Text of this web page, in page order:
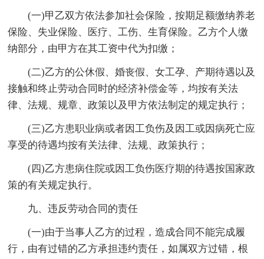
(一)甲乙双方依法参加社会保险，按期足额缴纳养老
保险、失业保险、医疗、工伤、生育保险。乙方个人缴
纳部分，由甲方在其工资中代为扣缴；
(二)乙方的公休假、婚丧假、女工孕、产期待遇以及
接触和终止劳动合同时的经济补偿金等，均按有关法
律、法规、规章、政策以及甲方依法制定的规定执行；
(三)乙方患职业病或者因工负伤及因工或因病死亡应
享受的待遇均按有关法律、法规、政策执行；
(四)乙方患病住院或因工负伤医疗期的待遇按国家政
策的有关规定执行。
九、违反劳动合同的责任
(一)由于当事人乙方的过程，造成合同不能完成履
行，由有过错的乙方承担违约责任，如属双方过错，根